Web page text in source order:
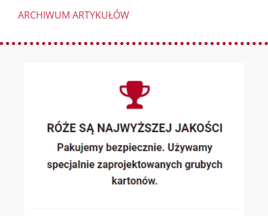
ARCHIWUM ARTYKUŁÓW